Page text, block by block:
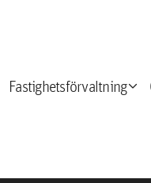
Fastighetsförvaltningexpand_more